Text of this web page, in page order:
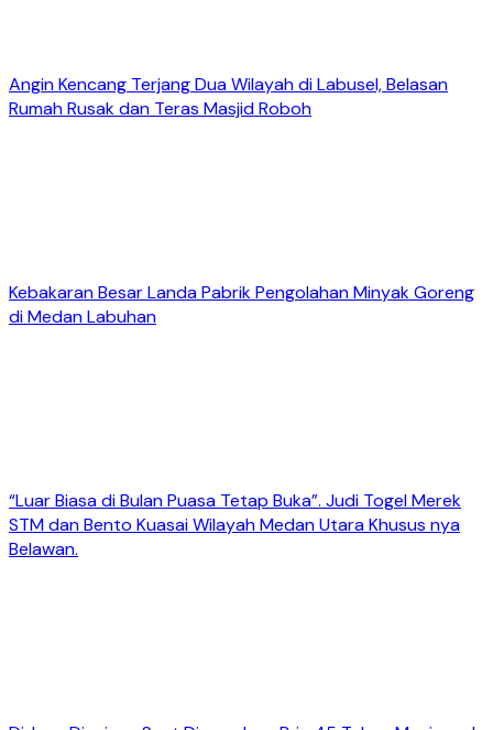
Angin Kencang Terjang Dua Wilayah di Labusel, Belasan
Rumah Rusak dan Teras Masjid Roboh
Kebakaran Besar Landa Pabrik Pengolahan Minyak Goreng
di Medan Labuhan
“Luar Biasa di Bulan Puasa Tetap Buka”. Judi Togel Merek
STM dan Bento Kuasai Wilayah Medan Utara Khusus nya
Belawan.